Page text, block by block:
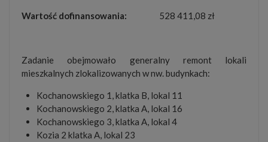
Wartość dofinansowania: 528 411,08 zł
Zadanie obejmowało generalny remont lokali
mieszkalnych zlokalizowanych w nw. budynkach:
Kochanowskiego 1, klatka B, lokal 11
Kochanowskiego 2, klatka A, lokal 16
Kochanowskiego 3, klatka A, lokal 4
Kozia 2 klatka A, lokal 23